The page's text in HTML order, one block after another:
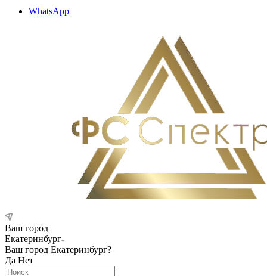
WhatsApp
Ваш город
Екатеринбург
Ваш город Екатеринбург?
Да Нет